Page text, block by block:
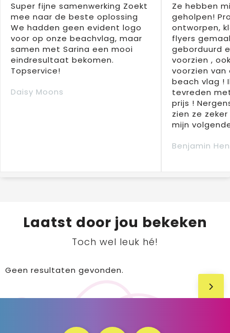
Super fijne samenwerking Zoekt
mee naar de beste oplossing
We hadden geen evident logo
voor op onze beachvlag, maar
samen met Sarina een mooi
eindresultaat bekomen.
Topservice!
Daisy Moons
Ze hebben
geholpen!
ontworpen,
flyers
geborduurd
voorzien ,
voorzien
beach vlag !
tevreden
prijs !
zien ze
mijn
Benjamin
Laatst door jou bekeken
Toch wel leuk hé!
Geen resultaten gevonden.